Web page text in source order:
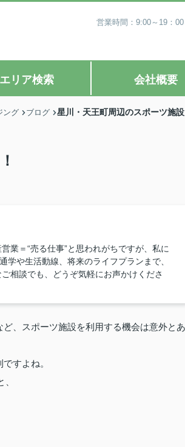
営業時間：9:00～19：
エリア検索 会社概要
ング ブログ 星川・天王町周辺のスポーツ施
業＝“売る仕事”と思われがちですが、私に
学や生活動線、将来のライフプランまで、
相談でも、どうぞ気軽にお声かけくださ
、スポーツ施設を利用する機会は意外とあ
すよね。
、